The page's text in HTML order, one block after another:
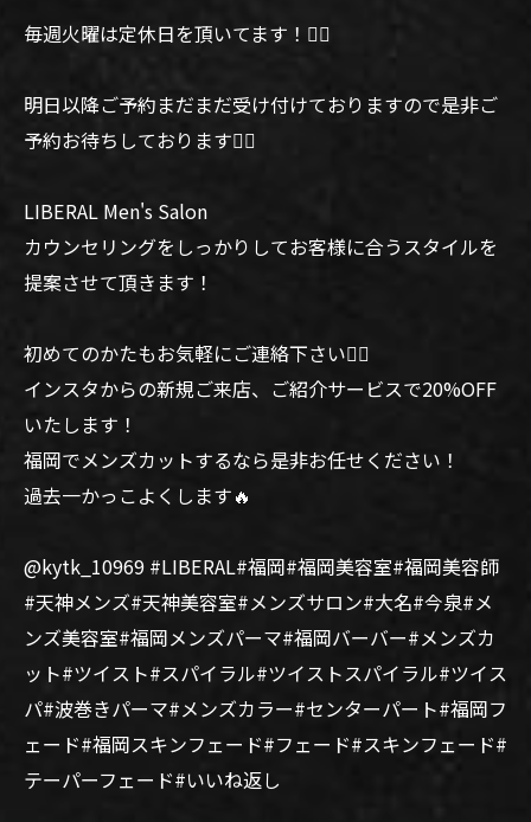
毎週火曜は定休日を頂いてます！🙇‍♂️
明日以降ご予約まだまだ受け付けておりますので是非ご
予約お待ちしております🙆‍♂️
LIBERAL Men's Salon
カウンセリングをしっかりしてお客様に合うスタイルを
提案させて頂きます！
初めてのかたもお気軽にご連絡下さい🙆‍♂️
インスタからの新規ご来店、ご紹介サービスで20%OFF
いたします！
福岡でメンズカットするなら是非お任せください！
過去一かっこよくします🔥
@kytk_10969 #LIBERAL#福岡#福岡美容室#福岡美容師
#天神メンズ#天神美容室#メンズサロン#大名#今泉#メ
ンズ美容室#福岡メンズパーマ#福岡バーバー#メンズカ
ット#ツイスト#スパイラル#ツイストスパイラル#ツイス
パ#波巻きパーマ#メンズカラー#センターパート#福岡フ
ェード#福岡スキンフェード#フェード#スキンフェード#
テーパーフェード#いいね返し